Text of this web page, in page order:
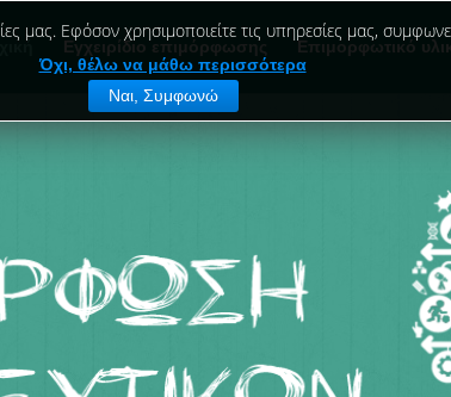
Εγχειρίδιο επιμόρφωσης Επιμορφωτικό
μας. Εφόσον χρησιμοποιείτε τις υπηρεσίες μας,
Όχι, θέλω να μάθω περισσότερα
Ναι, Συμφωνώ